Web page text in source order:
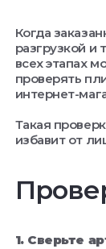
Когда
разгрузкой и
всех этапах
проверять
интернет-
Такая
избавит от
1. Сверьте